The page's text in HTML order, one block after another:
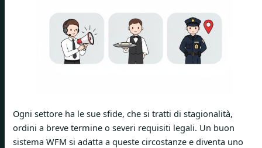
Ogni settore ha le sue sfide, che si tratti di stagionalità,
ordini a breve termine o severi requisiti legali. Un buon
sistema WFM si adatta a queste circostanze e diventa uno